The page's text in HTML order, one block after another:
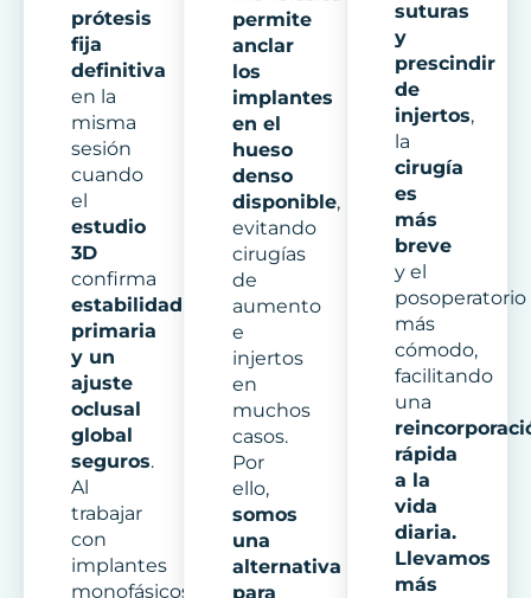
prótesis
fija
definitiva
en la
misma
sesión
cuando
el
estudio
3D
confirma
estabilidad
primaria
y un
ajuste
oclusal
global
seguros.
Al
trabajar
con
implantes
monofásicos
permite
anclar
los
implantes
en el
hueso
denso
disponible,
evitando
cirugías
de
aumento
e
injertos
en
muchos
casos.
Por
ello,
somos
una
alternativa
para
suturas
y
prescindir
de
injertos,
la
cirugía
es
más
breve
y el
posoperatorio
más
cómodo,
facilitando
una
rápida
a la
vida
diaria.
Llevamos
más